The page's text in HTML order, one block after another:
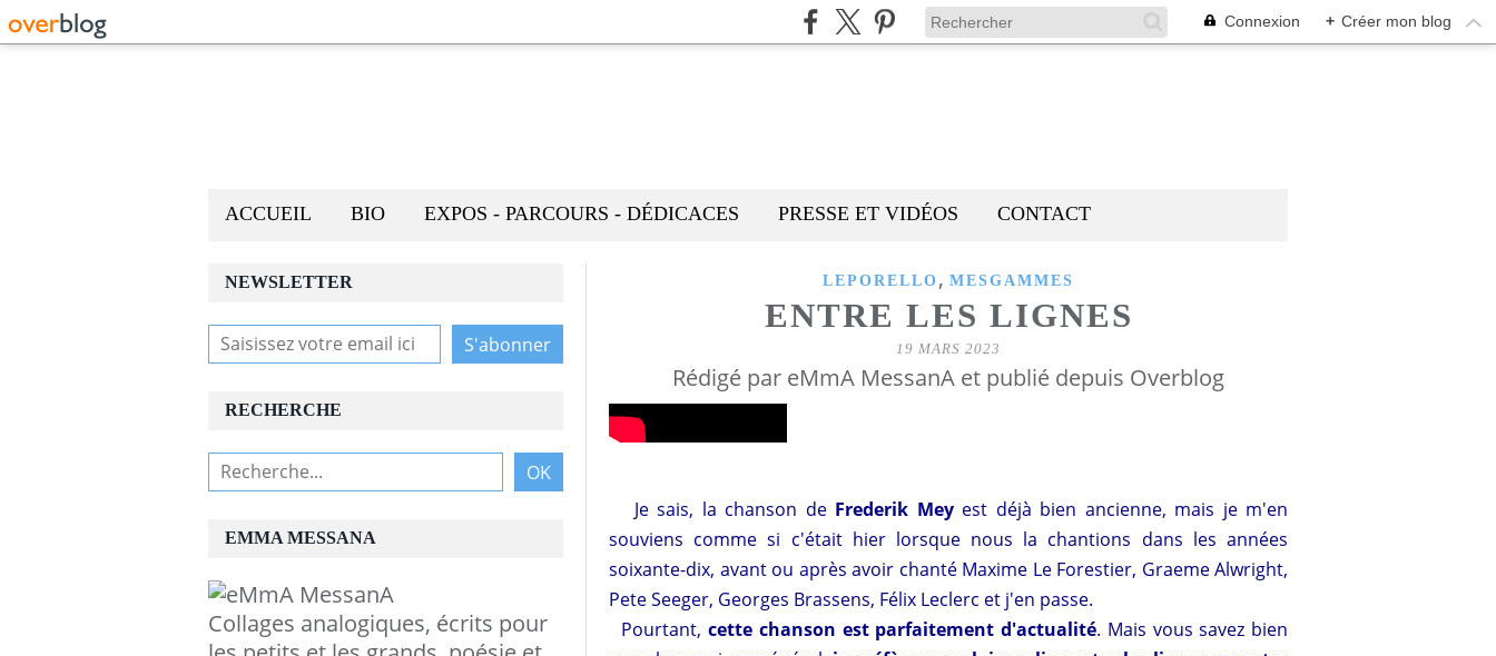
Connexion + Créer mon blog
ACCUEIL BIO EXPOS - PARCOURS - DÉDICACES PRESSE ET VIDÉOS CONTACT
LEPORELLO , MESGAMMES
ENTRE LES LIGNES
19 MARS 2023
Rédigé par eMmA MessanA et publié depuis Overblog
Je sais, la chanson de Frederik Meyest déjà bien ancienne, mais je m'en
souviens comme si c'était hier lorsque nous la chantions dans les années
soixante-dix, avant ou après avoir chanté Maxime Le Forestier, Graeme Alwright,
Pete Seeger, Georges Brassens, Félix Leclerc et j'en passe.
Pourtant, cette chanson est parfaitement d'actualité. Mais vous savez bien
NEWSLETTER
RECHERCHE
EMMA MESSANA
Collages analogiques, écrits pour